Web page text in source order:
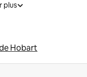
plus
Hobart